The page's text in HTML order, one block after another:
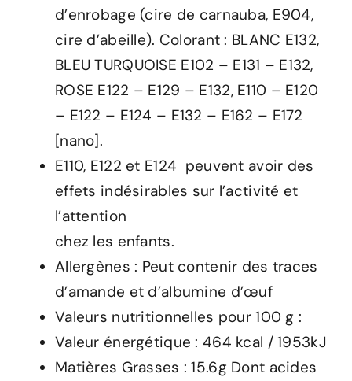
d’enrobage (cire de carnauba, E904,
cire d’abeille). Colorant : BLANC E132,
BLEU TURQUOISE E102 – E131 – E132,
ROSE E122 – E129 – E132, E110 – E120
– E122 – E124 – E132 – E162 – E172
[nano].
E110, E122 et E124 peuvent avoir des
effets indésirables sur l’activité et
l’attention
chez les enfants.
Allergènes : Peut contenir des traces
d’amande et d’albumine d’œuf
Valeurs nutritionnelles pour 100 g :
Valeur énergétique : 464 kcal / 1953kJ
Matières Grasses : 15.6g Dont acides